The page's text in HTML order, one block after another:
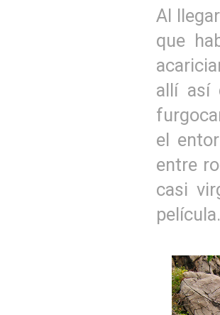
Al
que
allí así
el
entre
casi
película.